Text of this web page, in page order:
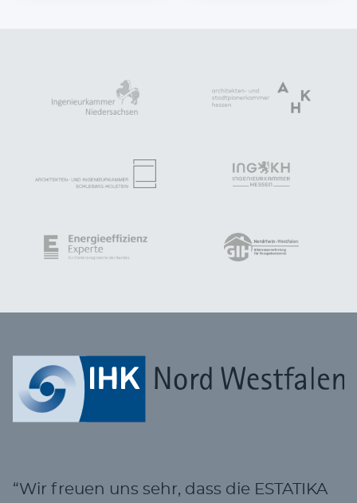
“Wir freu­en uns sehr, dass die ESTATIKA